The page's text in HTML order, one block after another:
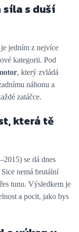
síla s duší
jedním z nejvíce
kategorii. Pod
, který zvládá
náhonu a
zatáčce.
která tě
se dá dnes
nemá brutální
tunu. Výsledkem je
a pocit, jako bys